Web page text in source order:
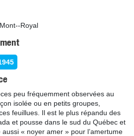
Royal
peu fréquemment observées au
isolée ou en petits groupes,
feuillues. Il est le plus répandu des
et pousse dans le sud du Québec et
« noyer amer » pour l’amertume